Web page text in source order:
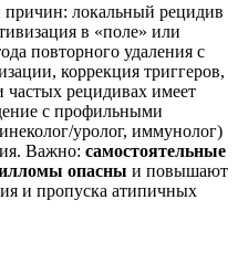
причин: локальный рецидив
в «поле» или
повторного удаления с
коррекция триггеров,
рецидивах имеет
с профильными
уролог, иммунолог)
Важно: самостоятельные
опасны и повышают
и пропуска атипичных